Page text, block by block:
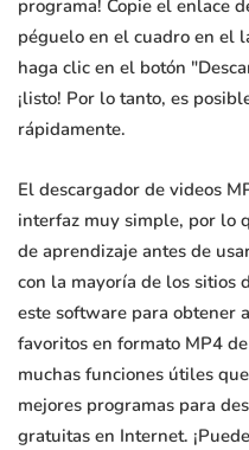
programa! Copie el enlace
péguelo en el cuadro en el
haga clic en el botón
¡listo! Por lo tanto, es
rápidamente.
El descargador de videos
interfaz muy simple, por lo
de aprendizaje antes de
con la mayoría de los sitios
este software para obtener
favoritos en formato MP4
muchas funciones útiles
mejores programas para
gratuitas en Internet.